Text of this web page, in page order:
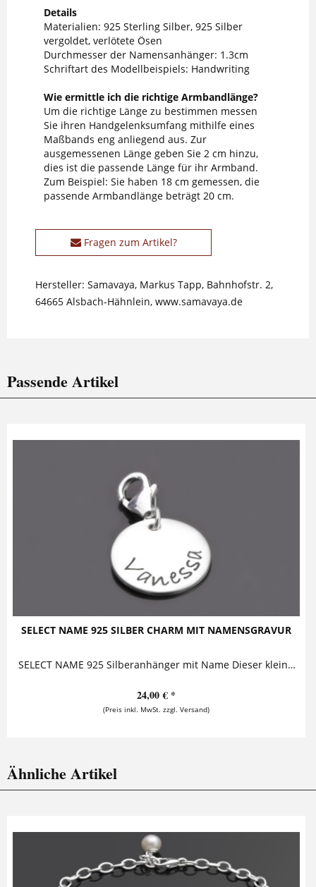
Details
Materialien: 925 Sterling Silber, 925 Silber
vergoldet, verlötete Ösen
Durchmesser der Namensanhänger: 1.3cm
Schriftart des Modellbeispiels: Handwriting
Wie ermittle ich die richtige Armbandlänge?
Um die richtige Länge zu bestimmen messen
Sie ihren Handgelenksumfang mithilfe eines
Maßbands eng anliegend aus. Zur
ausgemessenen Länge geben Sie 2 cm hinzu,
dies ist die passende Länge für ihr Armband.
Zum Beispiel: Sie haben 18 cm gemessen, die
passende Armbandlänge beträgt 20 cm.
Fragen zum Artikel?
Hersteller: Samavaya, Markus Tapp, Bahnhofstr. 2,
64665 Alsbach-Hähnlein, www.samavaya.de
Passende Artikel
SELECT NAME 925 SILBER CHARM MIT NAMENSGRAVUR
SELECT NAME 925 Silberanhänger mit Name Dieser kleine Silberanhänger ist mit einem Namen versehen. Er kann mit Karabiner oder als Kettenanhänger an...
24,00 € *
(Preis inkl. MwSt. zzgl. Versand)
Ähnliche Artikel